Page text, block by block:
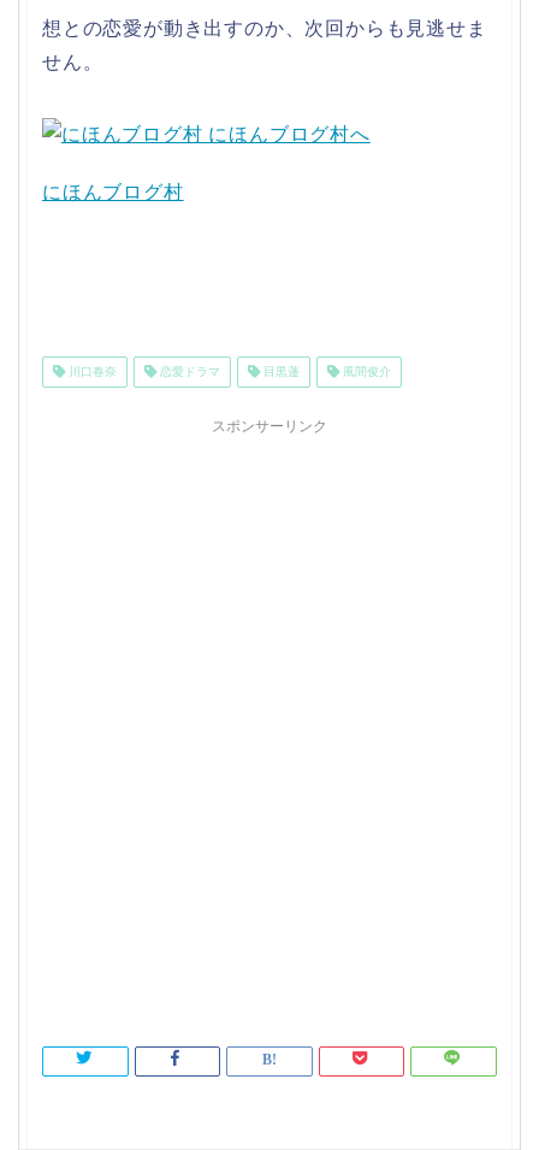
想との恋愛が動き出すのか、次回からも見逃せま
せん。
にほんブログ村
川口春奈 恋愛ドラマ 目黒蓮 風間俊介
スポンサーリンク